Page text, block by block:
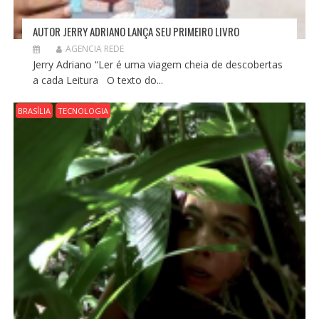
AUTOR JERRY ADRIANO LANÇA SEU PRIMEIRO LIVRO
AGENCIA REDE
Jerry Adriano “Ler é uma viagem cheia de descobertas
a cada Leitura O texto do...
BRASÍLIA TECNOLOGIA